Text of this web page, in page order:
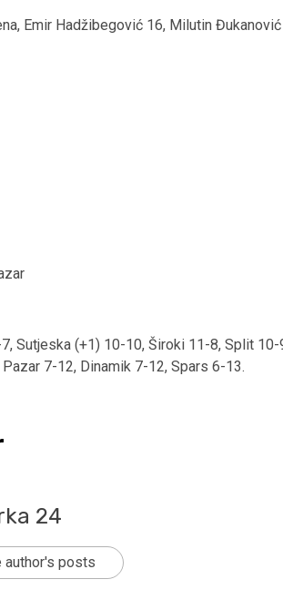
Emir Hadžibegović 16, Milutin
Sutjeska (+1) 10-10, Široki 11-8, Split
7-12, Dinamik 7-12, Spars 6-13.
24
author's posts